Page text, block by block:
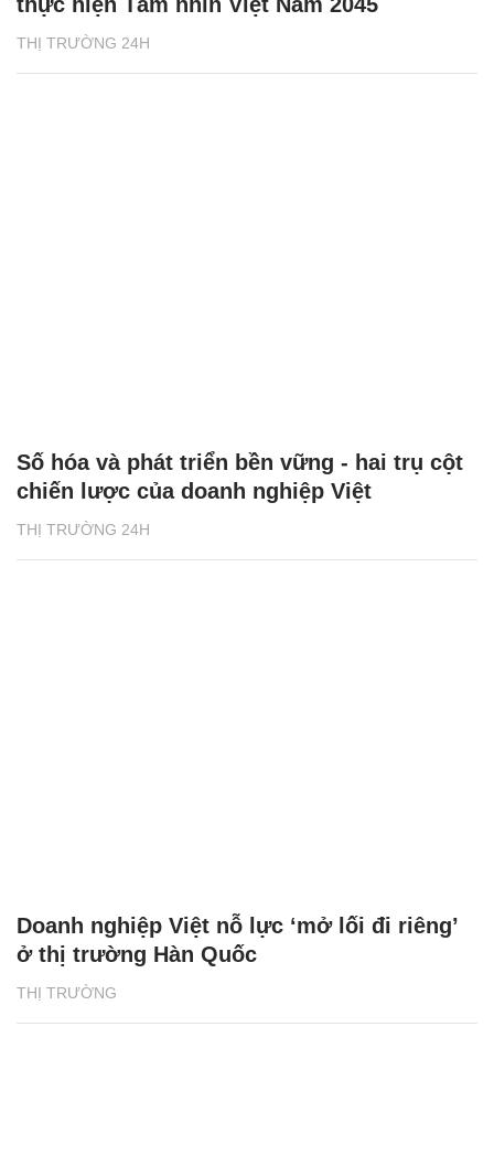
THỊ TRƯỜNG 24H
THỊ TRƯỜNG 24H
Số hóa và phát triển bền vững - hai trụ cột
chiến lược của doanh nghiệp Việt
THỊ TRƯỜNG
Doanh nghiệp Việt nỗ lực ‘mở lối đi riêng’
ở thị trường Hàn Quốc